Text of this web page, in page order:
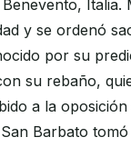
Italia.
y se ordenó
por su
su rebaño,
a la
Barbato tomó